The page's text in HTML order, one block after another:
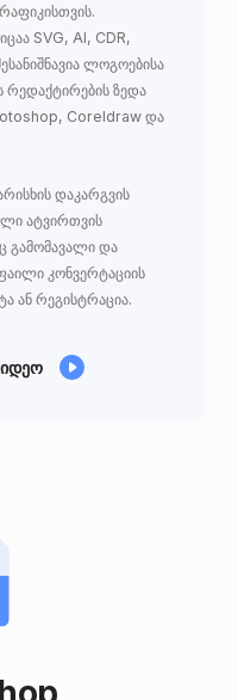
SVG, AI, CDR,
ლოგოებისა
რედაქტირების ზედა
Coreldraw და
დაკარგვის
ატვირთვის
გამომავალი და
კონვერტაციის
ან რეგისტრაცია.